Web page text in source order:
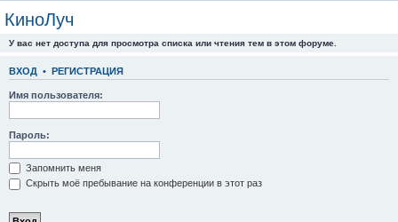
КиноЛуч
У вас нет доступа для просмотра списка или чтения тем в этом форуме.
ВХОД • РЕГИСТРАЦИЯ
Имя пользователя:
Пароль:
Запомнить меня
Скрыть моё пребывание на конференции в этот раз